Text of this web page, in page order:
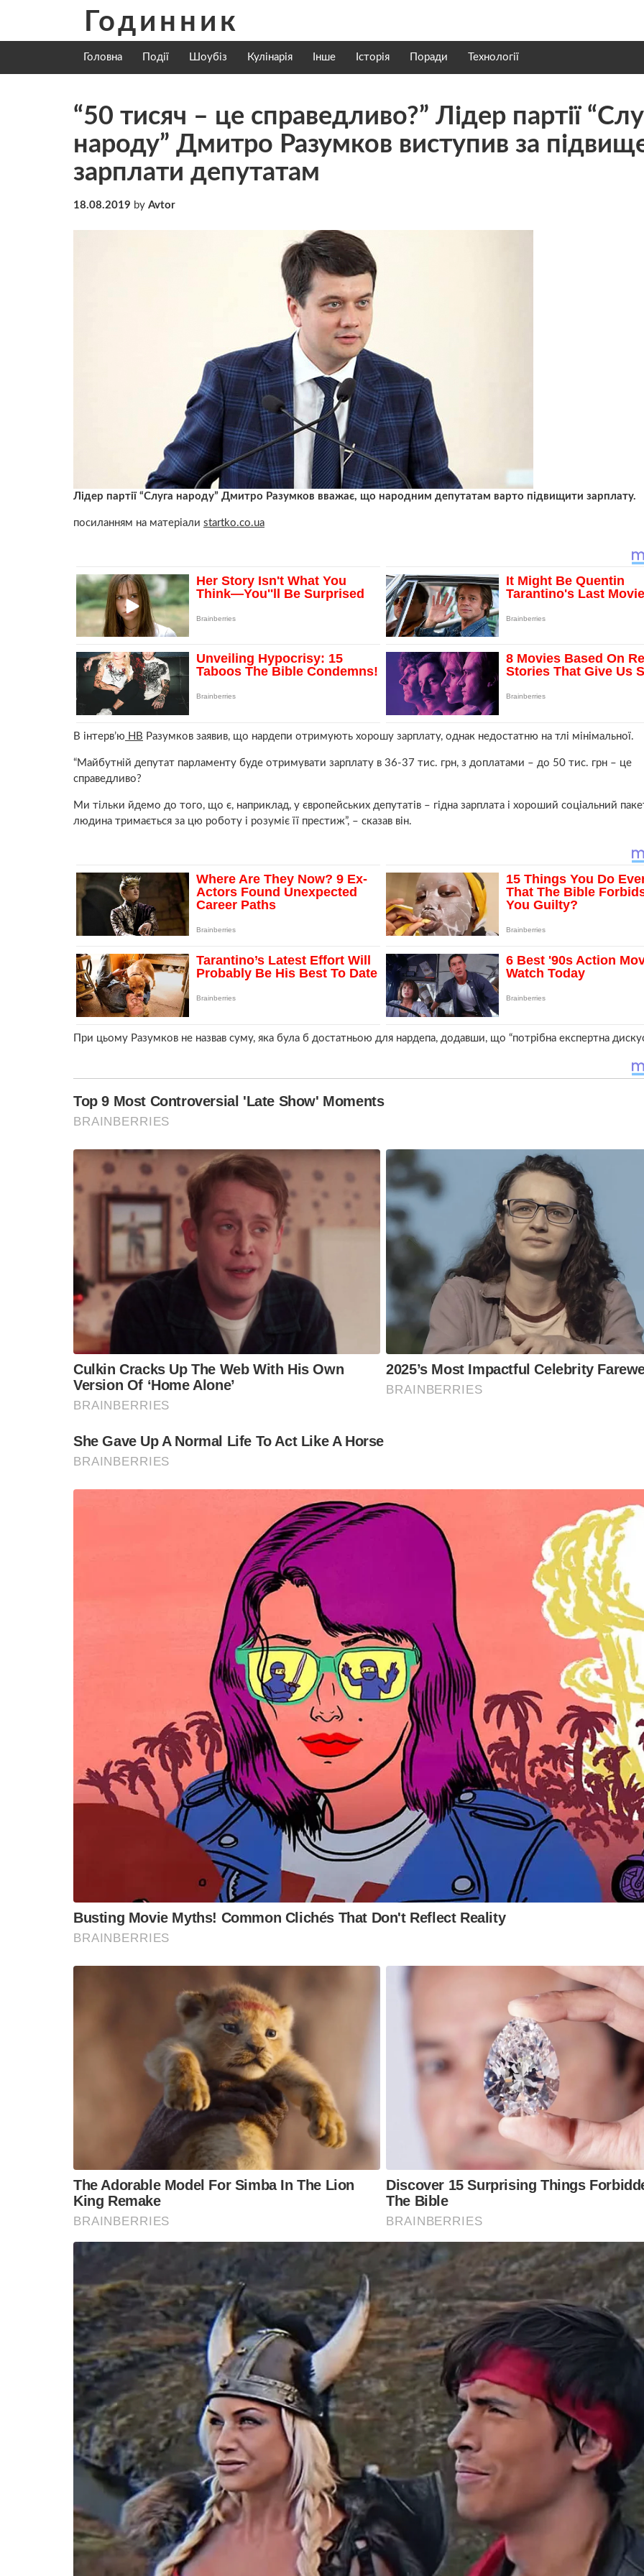
content
Годинник
Головна Події Шоубіз Кулінарія Інше Історія Поради Технології
“50 тисяч – це справедливо?” Лідер партії
народу” Дмитро Разумков виступив за
зарплати депутатам
18.08.2019 by Avtor
Лідер партії “Слуга народу” Дмитро Разумков вважає, що народним депутатам варто підвищити зарплату.
посиланням на матеріали startko.co.ua
В інтерв’ю НВ Разумков заявив, що нардепи отримують хорошу зарплату, однак недостатню на тлі мінімальної.
“Майбутній депутат парламенту буде отримувати зарплату в 36-37 тис. грн, з доплатами – до 50 тис. грн – це
справедливо?
Ми тільки йдемо до того, що є, наприклад, у європейських депутатів – гідна зарплата і хороший соціальний
людина тримається за цю роботу і розуміє її престиж”, – сказав він.
При цьому Разумков не назвав суму, яка була б достатньою для нардепа, додавши, що “потрібна експертна